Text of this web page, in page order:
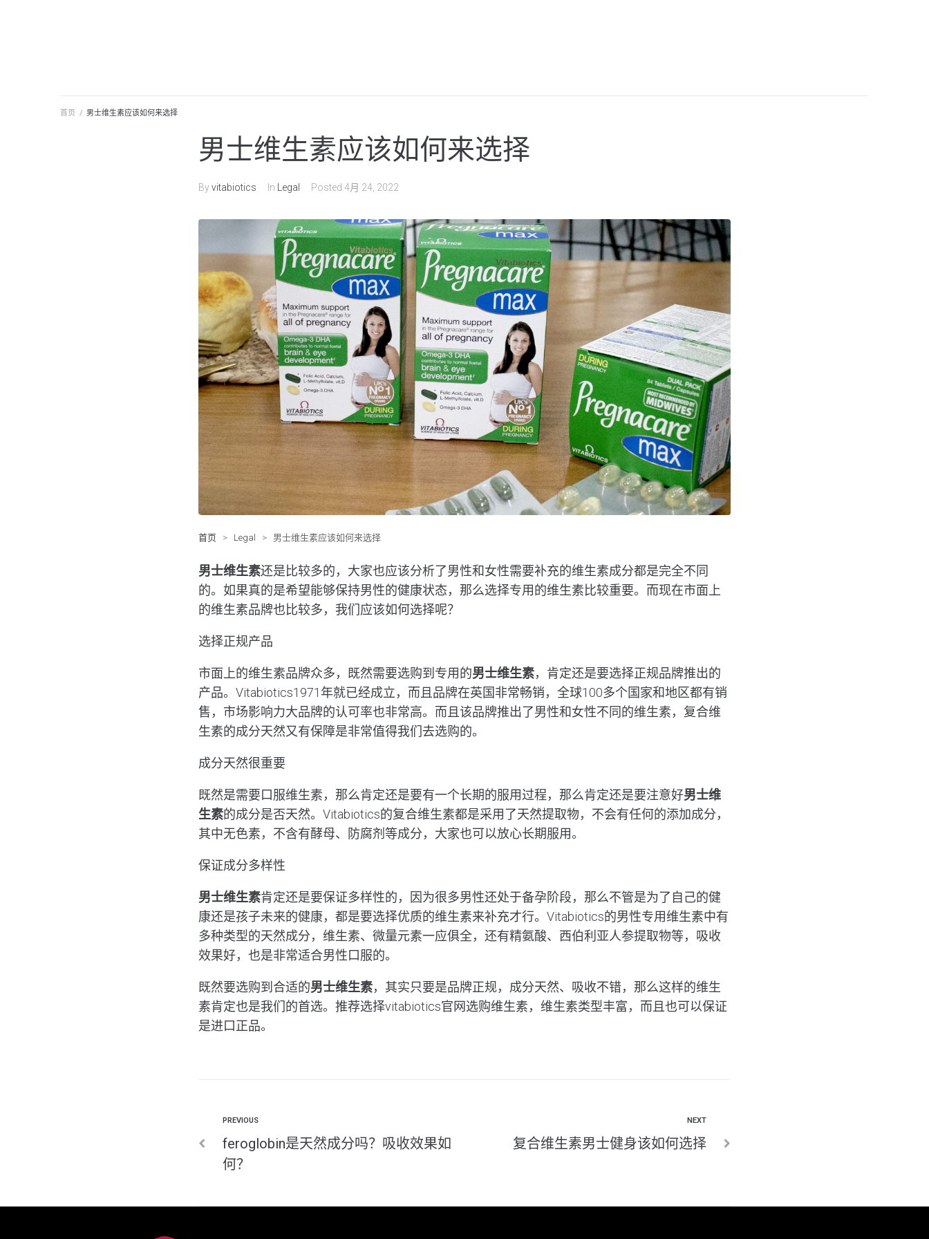
首页 / 男士维生素应该如何来选择
男士维生素应该如何来选择
Byvitabiotics In Legal Posted 4月 24, 2022
首页 > Legal > 男士维生素应该如何来选择
男士维生素还是比较多的，大家也应该分析了男性和女性需要补充的维生素成分都是完全不同
的。如果真的是希望能够保持男性的健康状态，那么选择专用的维生素比较重要。而现在市面上
的维生素品牌也比较多，我们应该如何选择呢？
选择正规产品
市面上的维生素品牌众多，既然需要选购到专用的男士维生素，肯定还是要选择正规品牌推出的
产品。Vitabiotics1971年就已经成立，而且品牌在英国非常畅销，全球100多个国家和地区都有销
售，市场影响力大品牌的认可率也非常高。而且该品牌推出了男性和女性不同的维生素，复合维
生素的成分天然又有保障是非常值得我们去选购的。
成分天然很重要
既然是需要口服维生素，那么肯定还是要有一个长期的服用过程，那么肯定还是要注意好男士维
生素的成分是否天然。Vitabiotics的复合维生素都是采用了天然提取物，不会有任何的添加成分，
其中无色素，不含有酵母、防腐剂等成分，大家也可以放心长期服用。
保证成分多样性
男士维生素肯定还是要保证多样性的，因为很多男性还处于备孕阶段，那么不管是为了自己的健
康还是孩子未来的健康，都是要选择优质的维生素来补充才行。Vitabiotics的男性专用维生素中有
多种类型的天然成分，维生素、微量元素一应俱全，还有精氨酸、西伯利亚人参提取物等，吸收
效果好，也是非常适合男性口服的。
既然要选购到合适的男士维生素，其实只要是品牌正规，成分天然、吸收不错，那么这样的维生
素肯定也是我们的首选。推荐选择vitabiotics官网选购维生素，维生素类型丰富，而且也可以保证
是进口正品。
PREVIOUS
feroglobin是天然成分吗？吸收效果如
何？
NEXT
复合维生素男士健身该如何选择